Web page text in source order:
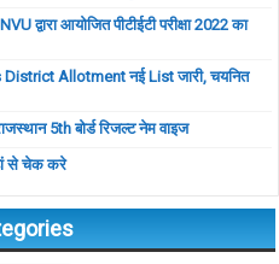
द्वारा आयोजित पीटीईटी परीक्षा 2022 का
Allotment नई List जारी, चयनित
5th बोर्ड रिजल्ट नेम वाइज
से चेक करे